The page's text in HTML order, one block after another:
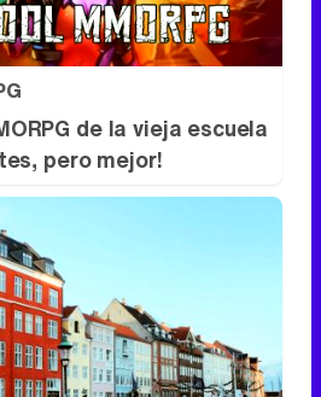
esto?
rompen todos los